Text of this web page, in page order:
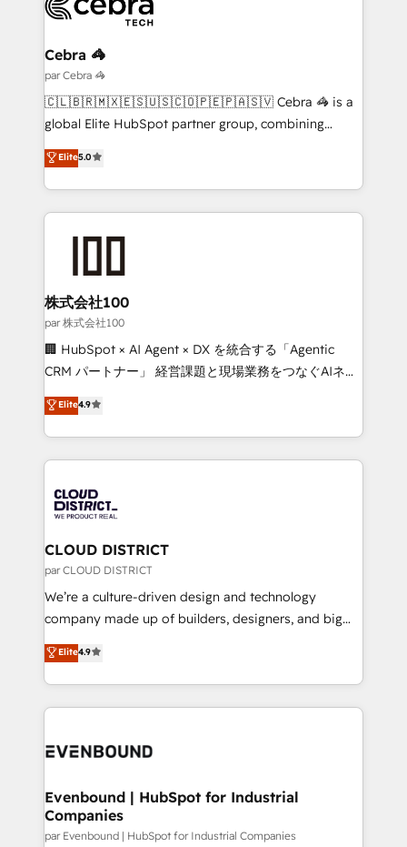
Implementation & Migration · Native & Custom
Reporting & Analytics · GTM Architecture · Sales &
Marketing Enablement If you’re ready to elevate
HubSpot from “just your CRM” to your growth
infrastructure—let’s talk.
Cebra 🦓
par Cebra 🦓
🇨🇱🇧🇷🇲🇽🇪🇸🇺🇸🇨🇴🇵🇪🇵🇦🇸🇻 Cebra 🦓 is a
global Elite HubSpot partner group, combining
technology, marketing and media expertise across
Latin America and Southern Europe, with teams
across 9 countries. Born in Chile, we combine local
insight with international reach to help businesses
grow. For over 12 years, we’ve delivered 500+
solutions that integrate CRM, AI automation, inbound
and loop marketing, content, and digital creativity.
Our multicultural team works in Spanish, Portuguese,
and English to design scalable strategies that drive
measurable growth. 🌎 Highlights: • 10+ years as a
Migration Excellence. • Top 3 Partner of the Year
LATAM 2022, 2023, 2024, 2025. • Partner of the Year
with HubSpot? Let Cebra’s experts help you grow
faster, smarter, and with impact.
Elite5.0
株式会社100
par 株式会社100
🏢 HubSpot × AI Agent × DX を統合する「Agentic
CRM パートナー」 経営課題と現場業務をつなぐAIネイ
ティブ・エージェンシーとして、HubSpot Eliteの実装
力で顧客フロント業務を再設計します。 💡 100inc は何
をする会社か？ HubSpotを共通基盤に、AIエージェン
トを組み込んだ顧客フロント業務（マーケティング・営
ィブ・エージェンシーです。事業部・グループ会社・部
門が分立する組織で、データと業務プロセスのサイロ化
を、CRMを軸とした全社共通基盤に再構築します。意
思決定者・PMO・現場担当者に並走します。 1️⃣
HubSpot導入・活用支援 顧客データの一元化から、
GTMの見える化・自動化まで。全Hub統合運用、デー
2️⃣ AIエージェント組織構築 営業・マーケティング業務
の一部をAIが自律実行する組織への移行を設計・実装。
DX × AI推進のPMO伴走支援 複数部門をまたぐDX×AI変
の統合・浸透・変革管理を実行します。 ▸ CMS戦略設
計・構築：リード獲得・CVR・SEOを前提にした情報設
Elite4.9
CLOUD DISTRICT
par CLOUD DISTRICT
We’re a culture-driven design and technology
company made up of builders, designers, and big
thinkers. We blend strategy, design, and
development—always fueled by curiosity—to turn
ideas, opportunities, and challenges into meaningful
experiences. To us, technology is more than just
and—most importantly—simple. That’s why we lean
products and strategies that actually make a
difference.
Elite4.9
Evenbound | HubSpot for Industrial
Companies
par Evenbound | HubSpot for Industrial Companies